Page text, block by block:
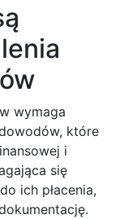
wymaga
które
i
się
ich płacenia,